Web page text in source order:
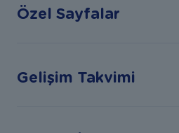
Özel Sayfalar
Gelişim Takvimi